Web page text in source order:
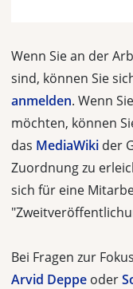
Wenn Sie an der
sind, können Sie
anmelden. Wenn
möchten, können
das MediaWiki der
Zuordnung zu
sich für eine
Bei Fragen zur
Arvid Deppe oder